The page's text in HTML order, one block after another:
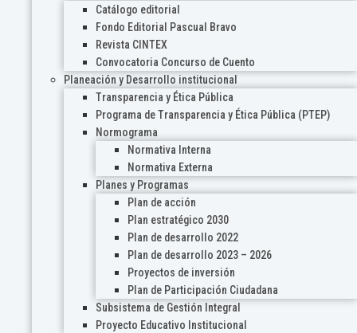
Catálogo editorial
Fondo Editorial Pascual Bravo
Revista CINTEX
Convocatoria Concurso de Cuento
Planeación y Desarrollo institucional
Transparencia y Ética Pública
Programa de Transparencia y Ética Pública (PTEP)
Normograma
Normativa Interna
Normativa Externa
Planes y Programas
Plan de acción
Plan estratégico 2030
Plan de desarrollo 2022
Plan de desarrollo 2023 – 2026
Proyectos de inversión
Plan de Participación Ciudadana
Subsistema de Gestión Integral
Proyecto Educativo Institucional